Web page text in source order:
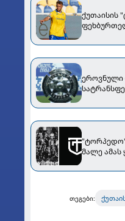
ქუთაისის
ეროვნული
"ტორპედო"
მალე ამას
თეგები: